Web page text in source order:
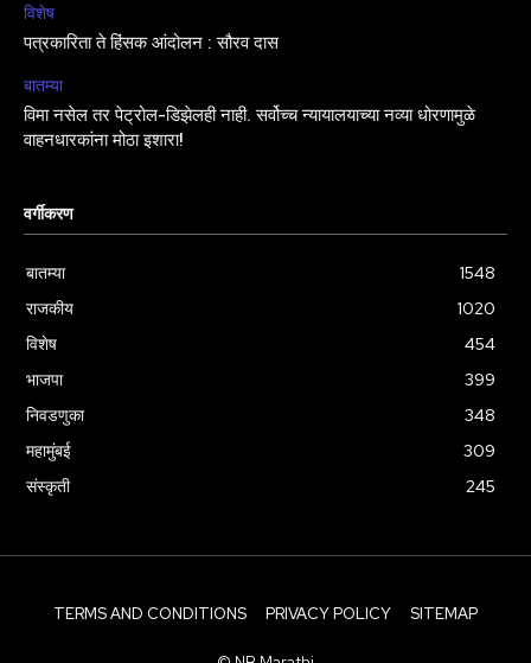
विशेष
पत्रकारिता ते हिंसक आंदोलन : सौरव दास
बातम्या
विमा नसेल तर पेट्रोल-डिझेलही नाही. सर्वोच्च न्यायालयाच्या नव्या धोरणामुळे
वाहनधारकांना मोठा इशारा!
वर्गीकरण
बातम्या
1548
राजकीय
1020
विशेष
454
भाजपा
399
निवडणुका
348
महामुंबई
309
संस्कृती
245
TERMS AND CONDITIONS PRIVACY POLICY SITEMAP